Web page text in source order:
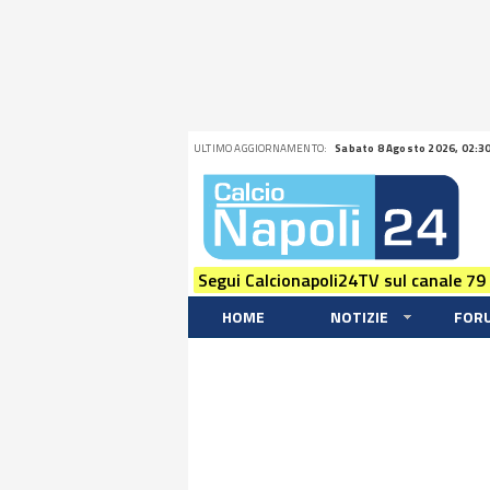
ULTIMO AGGIORNAMENTO: Sabato 8 Agosto 2026,
Segui Calcionapoli24TV sul canale
HOME NOTIZIE